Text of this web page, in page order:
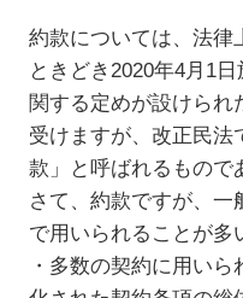
約款については、法律
ときどき2020年4月1
関する定めが設けら
受けますが、改正民法
款」と呼ばれるもので
さて、約款ですが、一
で用いられることが多
・多数の契約に用い